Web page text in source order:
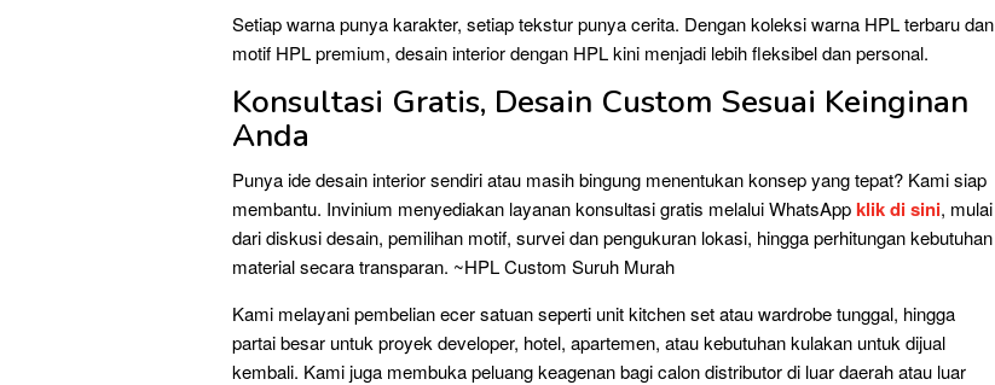
Setiap warna punya karakter, setiap tekstur punya cerita. Dengan koleksi warna HPL terbaru dan
motif HPL premium, desain interior dengan HPL kini menjadi lebih fleksibel dan personal.
Konsultasi Gratis, Desain Custom Sesuai Keinginan
Anda
Punya ide desain interior sendiri atau masih bingung menentukan konsep yang tepat? Kami siap
membantu. Invinium menyediakan layanan konsultasi gratis melalui WhatsAppklik di sini, mulai
dari diskusi desain, pemilihan motif, survei dan pengukuran lokasi, hingga perhitungan kebutuhan
material secara transparan. ~HPL Custom Suruh Murah
Kami melayani pembelian ecer satuan seperti unit kitchen set atau wardrobe tunggal, hingga
partai besar untuk proyek developer, hotel, apartemen, atau kebutuhan kulakan untuk dijual
kembali. Kami juga membuka peluang keagenan bagi calon distributor di luar daerah atau luar